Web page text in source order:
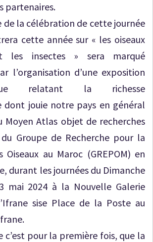
partenaires.
de la célébration de cette journée
cette année sur « les oiseaux
les insectes » sera marqué
l’organisation d’une exposition
relatant la richesse
dont jouie notre pays en général
Moyen Atlas objet de recherches
Groupe de Recherche pour la
au Maroc (GREPOM) en
durant les journées du Dimanche
mai 2024 à la Nouvelle Galerie
sise Place de la Poste au
c’est pour la première fois, que la